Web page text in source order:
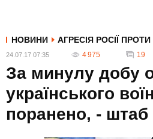
НОВИНИ АГРЕСІЯ РОСІЇ ПРОТИ
24.07.17 07:35 4 975 19
За минулу добу
українського
поранено, -